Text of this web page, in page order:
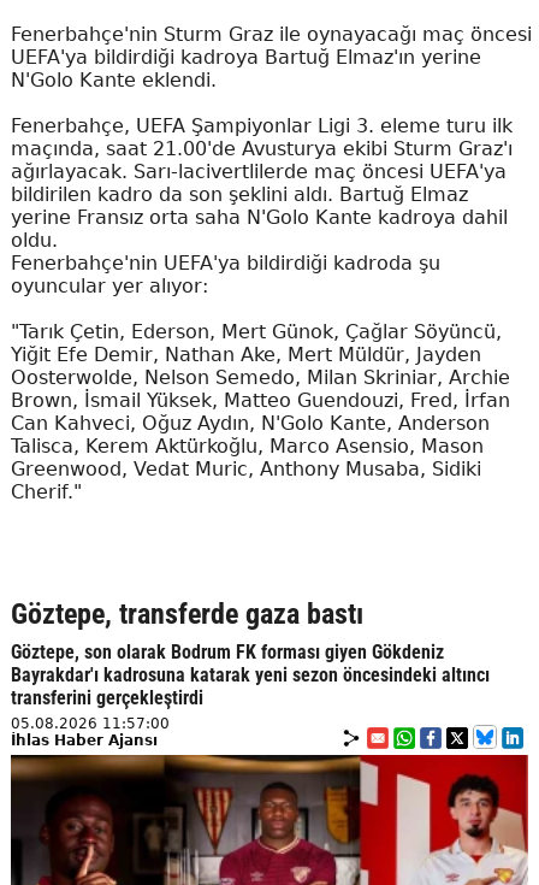
Fenerbahçe'nin Sturm Graz ile oynayacağı maç öncesi
UEFA'ya bildirdiği kadroya Bartuğ Elmaz'ın yerine
N'Golo Kante eklendi.
Fenerbahçe, UEFA Şampiyonlar Ligi 3. eleme turu ilk
maçında, saat 21.00'de Avusturya ekibi Sturm Graz'ı
ağırlayacak. Sarı-lacivertlilerde maç öncesi UEFA'ya
bildirilen kadro da son şeklini aldı. Bartuğ Elmaz
yerine Fransız orta saha N'Golo Kante kadroya dahil
oldu.
Fenerbahçe'nin UEFA'ya bildirdiği kadroda şu
oyuncular yer alıyor:
"Tarık Çetin, Ederson, Mert Günok, Çağlar Söyüncü,
Yiğit Efe Demir, Nathan Ake, Mert Müldür, Jayden
Oosterwolde, Nelson Semedo, Milan Skriniar, Archie
Brown, İsmail Yüksek, Matteo Guendouzi, Fred, İrfan
Can Kahveci, Oğuz Aydın, N'Golo Kante, Anderson
Talisca, Kerem Aktürkoğlu, Marco Asensio, Mason
Greenwood, Vedat Muric, Anthony Musaba, Sidiki
Cherif."
Göztepe, transferde gaza bastı
Göztepe, son olarak Bodrum FK forması giyen Gökdeniz
Bayrakdar'ı kadrosuna katarak yeni sezon öncesindeki altıncı
transferini gerçekleştirdi
05.08.2026 11:57:00
İhlas Haber Ajansı